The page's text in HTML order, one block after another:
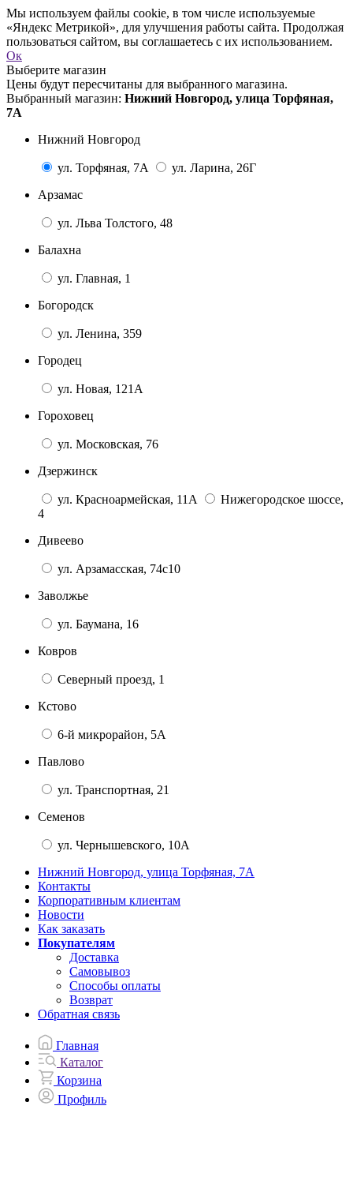
Мы используем файлы cookie, в том числе используемые
«Яндекс Метрикой», для улучшения работы сайта. Продолжая
пользоваться сайтом, вы соглашаетесь с их использованием.
Ок
Выберите магазин
Цены будут пересчитаны для выбранного магазина.
Выбранный магазин: Нижний Новгород, улица Торфяная,
7А
Нижний Новгород
ул. Торфяная, 7А
ул. Ларина, 26Г
Арзамас
ул. Льва Толстого, 48
Балахна
ул. Главная, 1
Богородск
ул. Ленина, 359
Городец
ул. Новая, 121А
Гороховец
ул. Московская, 76
Дзержинск
ул. Красноармейская, 11А
Нижегородское шоссе,
4
Дивеево
ул. Арзамасская, 74с10
Заволжье
ул. Баумана, 16
Ковров
Северный проезд, 1
Кстово
6-й микрорайон, 5А
Павлово
ул. Транспортная, 21
Семенов
ул. Чернышевского, 10А
Нижний Новгород, улица Торфяная, 7А
Контакты
Корпоративным клиентам
Новости
Как заказать
Покупателям
Доставка
Самовывоз
Способы оплаты
Возврат
Обратная связь
Главная
Каталог
Корзина
Профиль